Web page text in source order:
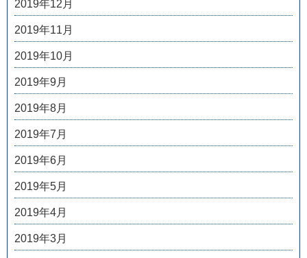
2019年12月
2019年11月
2019年10月
2019年9月
2019年8月
2019年7月
2019年6月
2019年5月
2019年4月
2019年3月